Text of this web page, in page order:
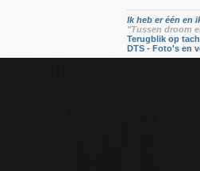
Ik heb er één en
"Tussen droom
Terugblik op
DTS - Foto's en